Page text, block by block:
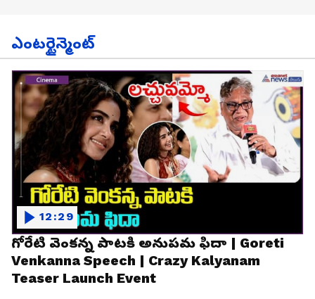
ఎంటర్టైన్మెంట్
గోరేటి వెంకన్న పాటకి అనుపమ ఫిదా | Goreti
Venkanna Speech | Crazy Kalyanam
Teaser Launch Event
12:29